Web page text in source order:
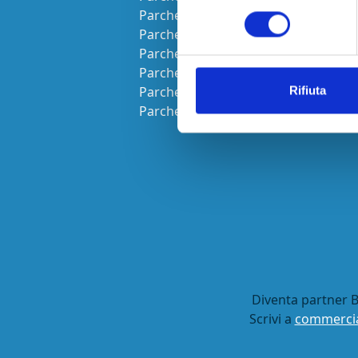
consenso
Rifiuta
Parcheggi Aeroporto Pescara
Parcheggi Aeroporto Pisa
Parcheggi Aeroporto Reggio
Parcheggi Aeroporto Salerno
Parcheggi Aeroporto Torino
Parcheggi Aeroporto Trapani
Diventa partner
Scrivi a